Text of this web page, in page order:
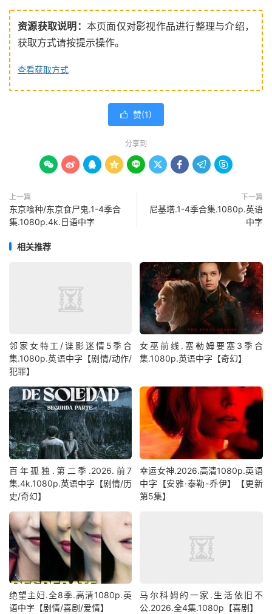
资源获取说明： 本页面仅对影视作品进行整理与介绍，
获取方式请按提示操作。
查看获取方式
 赞(1)
分享到
        
上一篇
东京喰种/东京食尸鬼.1-4季合
集.1080p.4k.日语中字
下一篇
尼基塔.1-4季合集.1080p.英语
中字
相关推荐
邻家女特工/谍影迷情5季合
集.1080p.英语中字【剧情/动作/
犯罪】
女巫前线.塞勒姆要塞3季合
集.1080p.英语中字【奇幻】
百年孤独.第二季.2026.前7
集.4k.1080p.英语中字【剧情/历
史/奇幻】
幸运女神.2026.高清1080p.英语
中字【安雅·泰勒-乔伊】【更新
第5集】
绝望主妇.全8季.高清1080p.英
语中字【剧情/喜剧/爱情】
马尔科姆的一家.生活依旧不
公.2026.全4集.1080p【喜剧】